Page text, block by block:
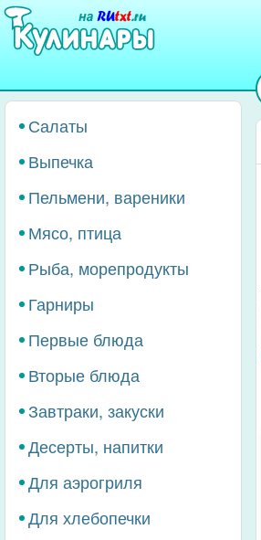
Перейти
основному
Салаты
Выпечка
Пельмени, вареники
Мясо, птица
Рыба, морепродукты
Гарниры
Первые блюда
Вторые блюда
Завтраки, закуски
Десерты, напитки
Для аэрогриля
Для хлебопечки